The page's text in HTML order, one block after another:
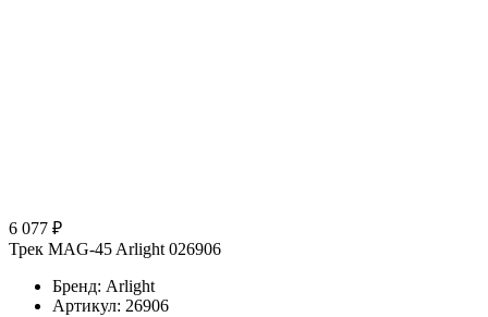
6 077 ₽
Трек MAG-45 Arlight 026906
Бренд: Arlight
Артикул: 26906